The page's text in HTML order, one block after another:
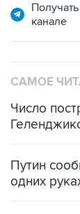
канале
САМОЕ
Число
Путин
одних